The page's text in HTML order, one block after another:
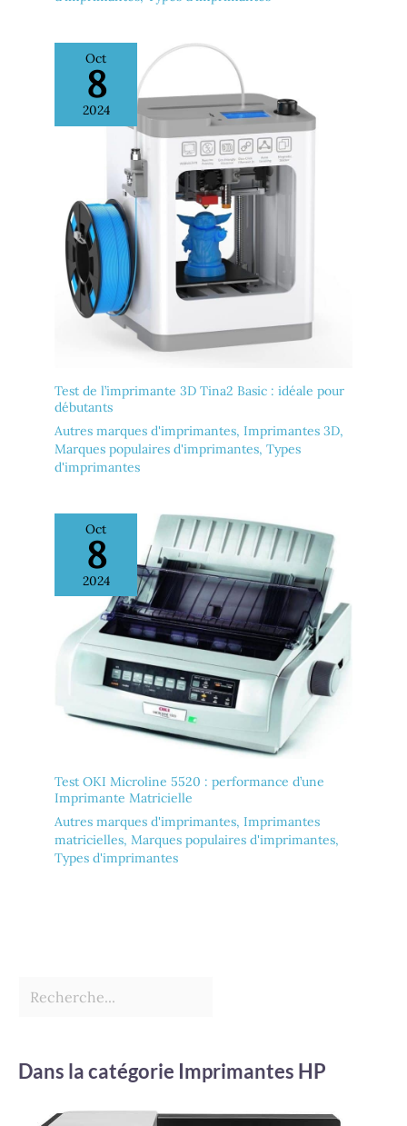
Oct
8
2024
Test de l’imprimante 3D Tina2 Basic : idéale pour
débutants
Autres marques d'imprimantes, Imprimantes 3D,
Marques populaires d'imprimantes, Types
d'imprimantes
Oct
8
2024
Test OKI Microline 5520 : performance d’une
Imprimante Matricielle
Autres marques d'imprimantes, Imprimantes
matricielles, Marques populaires d'imprimantes,
Types d'imprimantes
Dans la catégorie Imprimantes HP